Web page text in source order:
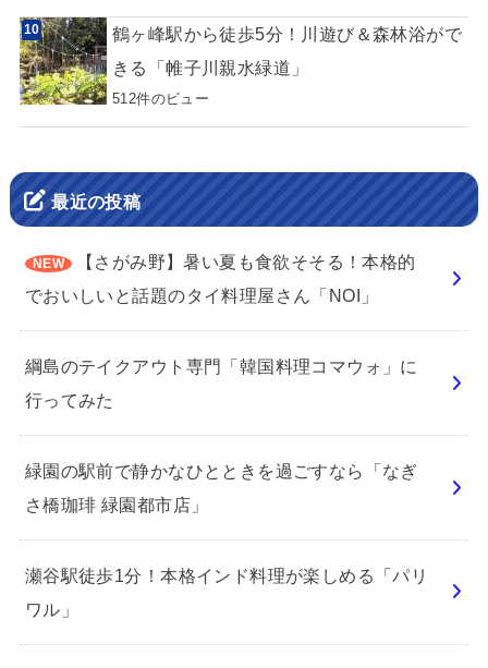
鶴ヶ峰駅から徒歩5分！川遊び＆森林浴がで
きる「帷子川親水緑道」
512件のビュー
最近の投稿
【さがみ野】暑い夏も食欲そそる！本格的
でおいしいと話題のタイ料理屋さん「NOI」
綱島のテイクアウト専門「韓国料理コマウォ」に
行ってみた
緑園の駅前で静かなひとときを過ごすなら「なぎ
さ橋珈琲 緑園都市店」
瀬谷駅徒歩1分！本格インド料理が楽しめる「パリ
ワル」